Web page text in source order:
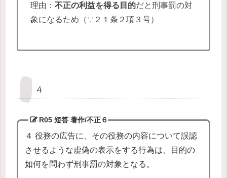
理由： 不正の利益を得る目的だと刑事罰の対
象になるため（∵２１条２項３号）
４
R05 短答 著作/不正６
４ 役務の広告に、その役務の内容について誤認
させるような虚偽の表示をする行為は、目的の
如何を問わず刑事罰の対象となる。